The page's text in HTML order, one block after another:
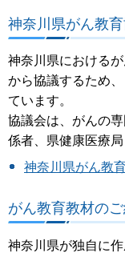
神奈川県がん教
神奈川県における
から協議するため
ています。
協議会は、がんの
係者、県健康医療
神奈川県がん教
がん教育教材の
神奈川県が独自に